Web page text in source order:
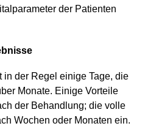
der Patienten
in der Regel einige Tage, die
Monate. Einige Vorteile
der Behandlung; die volle
Wochen oder Monaten ein.